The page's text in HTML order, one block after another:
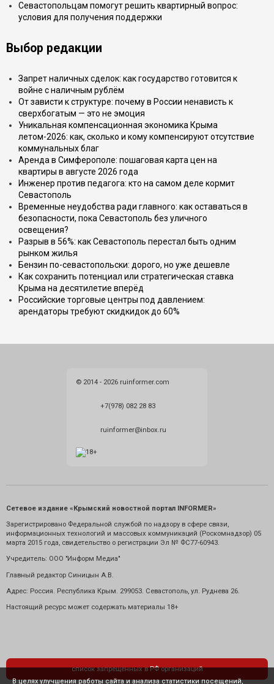
Севастопольцам помогут решить квартирный вопрос:
условия для получения поддержки
Выбор редакции
Запрет наличных сделок: как государство готовится к
войне с наличным рублём
От зависти к структуре: почему в России ненависть к
сверхбогатым — это не эмоция
Уникальная компенсационная экономика Крыма
летом-2026: как, сколько и кому компенсируют отсутствие
коммунальных благ
Аренда в Симферополе: пошаговая карта цен на
квартиры в августе 2026 года
Инженер против педагога: кто на самом деле кормит
Севастополь
Временные неудобства ради главного: как оставаться в
безопасности, пока Севастополь без уличного
освещения?
Разрыв в 56%: как Севастополь перестал быть одним
рынком жилья
Бензин по-севастопольски: дорого, но уже дешевле
Как сохранить потенциал или стратегическая ставка
Крыма на десятилетие вперёд
Российские торговые центры под давлением:
арендаторы требуют скидкидок до 60%
© 2014 - 2026 ruinformer.com
+7(978) 082 28 83
ruinformer@inbox.ru
Сетевое издание «Крымский новостной портал INFORMER»
Зарегистрировано Федеральной службой по надзору в сфере связи,
информационных технологий и массовых коммуникаций (Роскомнадзор) 05
марта 2015 года, свидетельство о регистрации Эл № ФС77-60943.
Учредитель: ООО "Информ Медиа"
Главный редактор Синицын А.В.
Адрес: Россия. Республика Крым. 299053. Севастополь, ул. Руднева 26.
Настоящий ресурс может содержать материалы 18+
список запрещенных в РФ организаций
В целях улучшения работы сайта и анализа статистики посещений,